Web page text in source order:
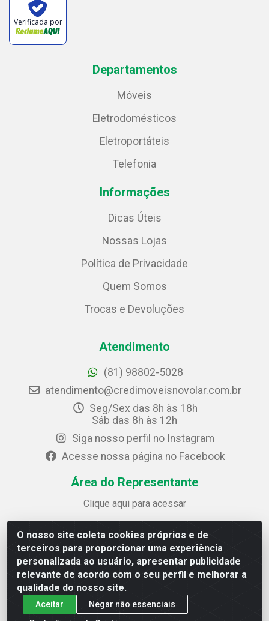
O nosso site coleta cookies próprios e de
terceiros para proporcionar uma experiência
personalizada ao usuário, apresentar publicidade
relevante de acordo com o seu perfil e melhorar a
qualidade do nosso site.
Aceitar
Negar não essenciais
Verificada por
Departamentos
Móveis
Eletrodomésticos
Eletroportáteis
Telefonia
Informações
Dicas Úteis
Nossas Lojas
Política de Privacidade
Quem Somos
Trocas e Devoluções
Atendimento
(81) 98802-5028
atendimento@credimoveisnovolar.com.br
Seg/Sex das 8h às 18h
Sáb das 8h às 12h
Siga nosso perfil no Instagram
Acesse nossa página no Facebook
Área do Representante
Clique aqui para acessar
Credimóveis Novolar Ltda
Rua José Alves Bezerra, 430 - Prazeres - Jaboatão dos
Guararapes / PE - CEP 54.325-610
CNPJ: 09.930.165/0013-70